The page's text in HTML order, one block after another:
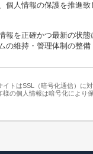
人情報の保護を推進致
報を正確かつ最新の状
の維持・管理体制の整
合わせ時に、お名前、
だく際の目的や株式会
イトはSSL（暗号化通信）に対
様の個人情報は暗号化により